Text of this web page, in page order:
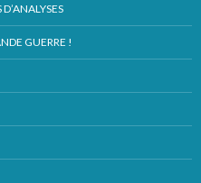
GUERRE !